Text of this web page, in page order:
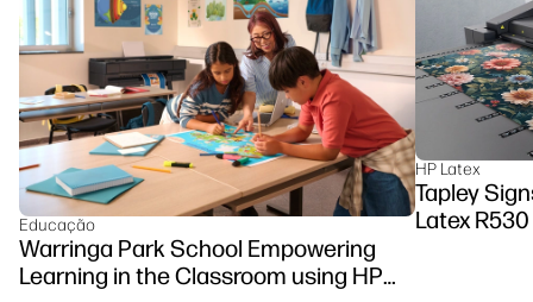
Educação
Warringa Park School Empowering
Learning in the Classroom using HP
HP Latex
Tapley
Latex